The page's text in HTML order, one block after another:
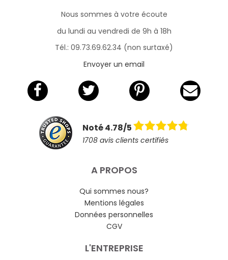
Nous sommes à votre écoute
du lundi au vendredi de 9h à 18h
Tél.: 09.73.69.62.34 (non surtaxé)
Envoyer un email
Noté 4.78/5
1708 avis clients certifiés
A PROPOS
Qui sommes nous?
Mentions légales
Données personnelles
CGV
L'ENTREPRISE